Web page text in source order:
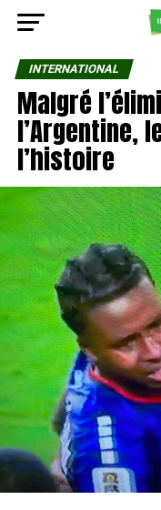
INTERNATIONAL
Malgré
l’Argentine,
l’histoire